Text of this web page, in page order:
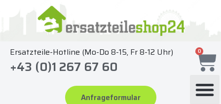
springen
Ersatzteile-Hotline (Mo-Do 8-15, Fr 8-12 Uhr)
+43 (0)1 267 67 60
Anfrageformular
0